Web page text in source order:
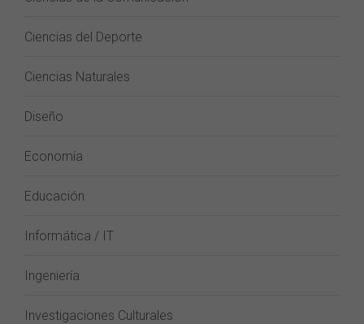
Ciencias del Deporte
Ciencias Naturales
Diseño
Economía
Educación
Informática / IT
Ingeniería
Investigaciones Culturales